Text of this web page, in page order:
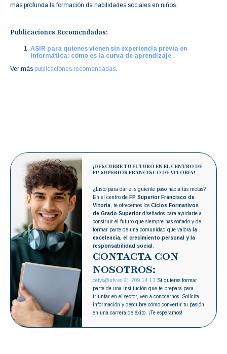
más profunda la formación de habilidades sociales en niños.
Publicaciones Recomendadas:
ASIR para quienes vienen sin experiencia previa en
informática: cómo es la curva de aprendizaje
Ver más publicaciones recomendadas.
¡DESCUBRE TU FUTURO EN EL CENTRO DE
FP SUPERIOR FRANCISCO DE VITORIA!
¿Listo para dar el siguiente paso hacia tus metas?
En el centro de FP Superior Francisco de
Vitoria , te ofrecemos losCiclos Formativos
de Grado Superior diseñados para ayudarte a
construir el futuro que siempre has soñado y de
formar parte de una comunidad que valora
la
excelencia, el crecimiento personal y la
responsabilidad social
CONTACTA CON
NOSOTROS:
cetys@ufv.es 91 709 14 13 Si quieres formar
parte de una institución que te prepara para
triunfar en el sector, ven a conocernos. Solicita
información y descubre cómo convertir tu pasión
en una carrera de éxito. ¡Te esperamos!